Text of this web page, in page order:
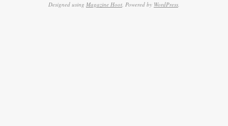
Designed using Magazine Hoot. Powered by WordPress.